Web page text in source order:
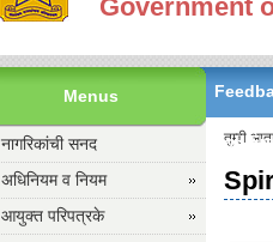
Government
Menus
Toll
नागरिकांची सनद
अधिनियम व नियम
आयुक्त परिपत्रके
तुम्ही